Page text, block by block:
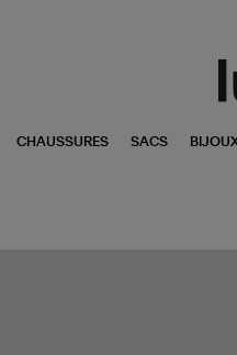
CHAUSSURES SACS